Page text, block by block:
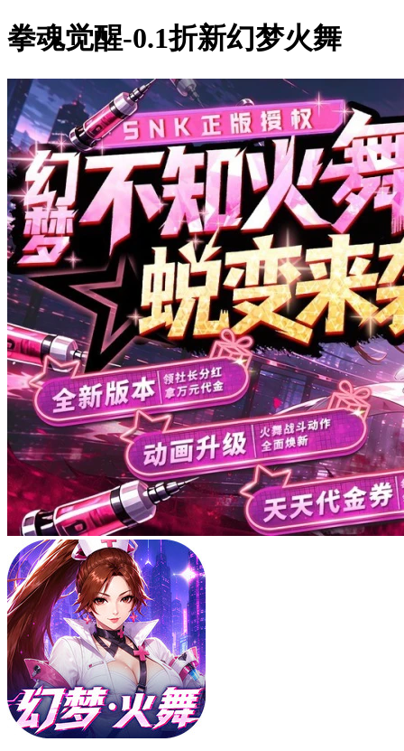
拳魂觉醒-0.1折新幻梦火舞